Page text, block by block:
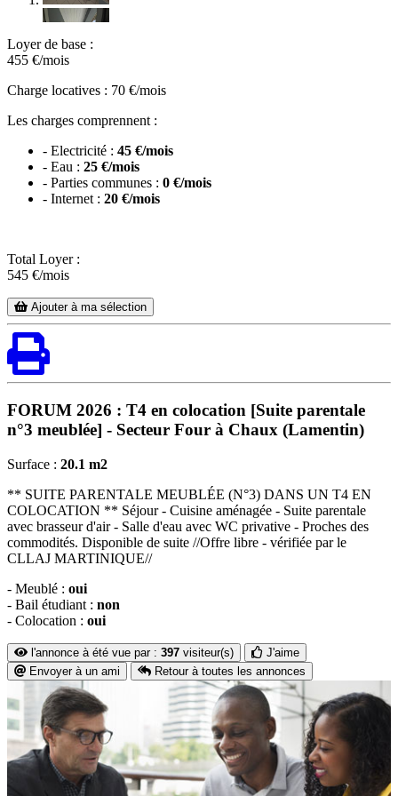
Loyer de base :
455 €/mois
Charge locatives : 70 €/mois
Les charges comprennent :
- Electricité : 45 €/mois
- Eau : 25 €/mois
- Parties communes : 0 €/mois
- Internet : 20 €/mois
Total Loyer :
545 €/mois
Ajouter à ma sélection
FORUM 2026 : T4 en colocation [Suite parentale
n°3 meublée] - Secteur Four à Chaux (Lamentin)
Surface : 20.1 m2
** SUITE PARENTALE MEUBLÉE (N°3) DANS UN T4 EN
COLOCATION ** Séjour - Cuisine aménagée - Suite parentale
avec brasseur d'air - Salle d'eau avec WC privative - Proches des
commodités. Disponible de suite //Offre libre - vérifiée par le
CLLAJ MARTINIQUE//
- Meublé : oui
- Bail étudiant : non
- Colocation : oui
l'annonce à été vue par : 397 visiteur(s)
J'aime
Envoyer à un ami
Retour à toutes les annonces